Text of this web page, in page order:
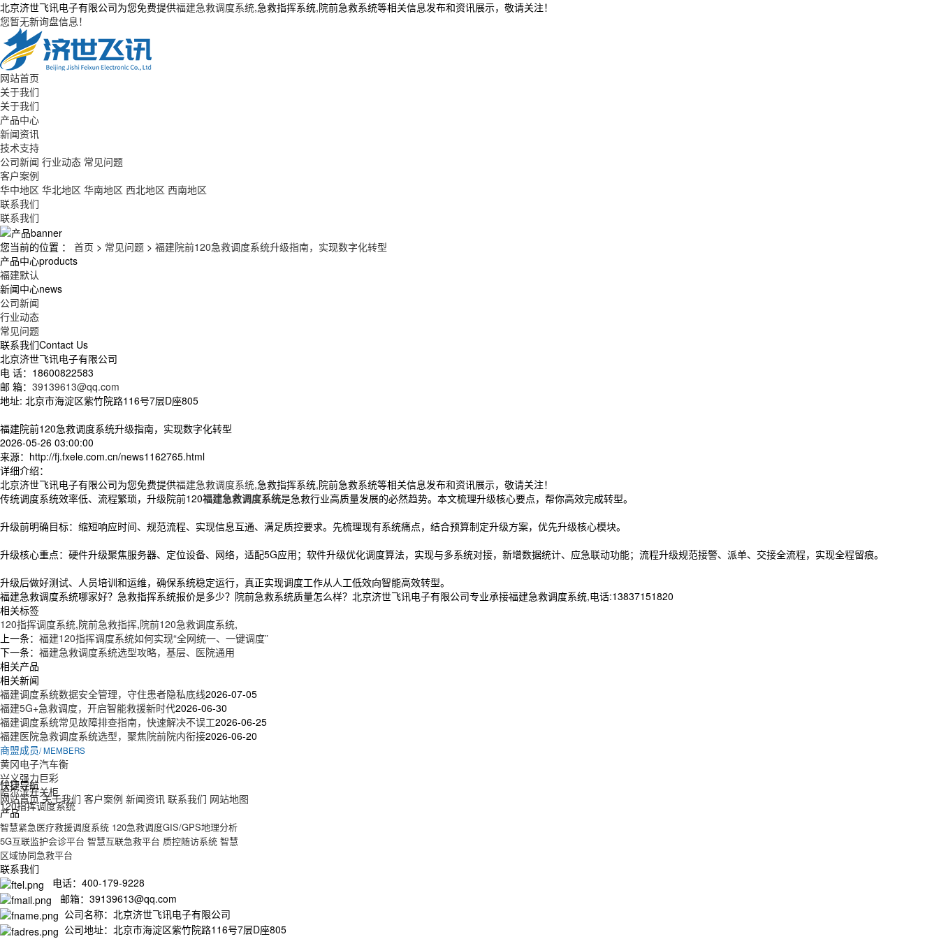
北京济世飞讯电子有限公司为您免费提供福建急救调度系统,急救指挥系统,院前急救系统等相关信息发布和资讯展示，敬请关注！
您暂无新询盘信息！
网站首页
关于我们
关于我们
产品中心
新闻资讯
技术支持
公司新闻 行业动态 常见问题
客户案例
华中地区 华北地区 华南地区 西北地区 西南地区
联系我们
联系我们
您当前的位置 ： 首页 > 常见问题 > 福建院前120急救调度系统升级指南，实现数字化转型
产品中心products
福建默认
新闻中心news
公司新闻
行业动态
常见问题
联系我们Contact Us
北京济世飞讯电子有限公司
电 话：18600822583
邮 箱： 39139613@qq.com
地址: 北京市海淀区紫竹院路116号7层D座805
福建院前120急救调度系统升级指南，实现数字化转型
2026-05-26 03:00:00
来源：http://fj.fxele.com.cn/news1162765.html
详细介绍：
北京济世飞讯电子有限公司为您免费提供福建急救调度系统,急救指挥系统,院前急救系统等相关信息发布和资讯展示，敬请关注！
传统调度系统效率低、流程繁琐，升级院前120福建急救调度系统是急救行业高质量发展的必然趋势。本文梳理升级核心要点，帮你高效完成转型。
升级前明确目标：缩短响应时间、规范流程、实现信息互通、满足质控要求。先梳理现有系统痛点，结合预算制定升级方案，优先升级核心模块。
升级核心重点：硬件升级聚焦服务器、定位设备、网络，适配5G应用；软件升级优化调度算法，实现与多系统对接，新增数据统计、应急联动功能；流程升级规范接警、派单、交接全流程，实现全程留痕。
升级后做好测试、人员培训和运维，确保系统稳定运行，真正实现调度工作从人工低效向智能高效转型。
福建急救调度系统哪家好？急救指挥系统报价是多少？院前急救系统质量怎么样？北京济世飞讯电子有限公司专业承接福建急救调度系统,电话:13837151820
相关标签
120指挥调度系统,院前急救指挥,院前120急救调度系统,
上一条： 福建120指挥调度系统如何实现“全网统一、一键调度”
下一条： 福建急救调度系统选型攻略，基层、医院通用
相关产品
相关新闻
福建调度系统数据安全管理，守住患者隐私底线2026-07-05
福建5G+急救调度，开启智能救援新时代2026-06-30
福建调度系统常见故障排查指南，快速解决不误工2026-06-25
福建医院急救调度系统选型，聚焦院前院内衔接2026-06-20
商盟成员/ MEMBERS
黄冈电子汽车衡
兴义强力巨彩
哈尔滨开关柜
120指挥调度系统
快捷导航
网站首页 关于我们 客户案例 新闻资讯 联系我们 网站地图
产品
智慧紧急医疗救援调度系统 120急救调度GIS/GPS地理分析
5G互联监护会诊平台 智慧互联急救平台 质控随访系统 智慧
区域协同急救平台
联系我们
电话：400-179-9228
邮箱：39139613@qq.com
公司名称：北京济世飞讯电子有限公司
公司地址：北京市海淀区紫竹院路116号7层D座805